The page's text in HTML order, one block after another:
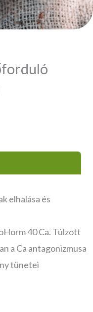
elhalása és
40 Ca. Túlzott
a Ca antagonizmusa
tünetei